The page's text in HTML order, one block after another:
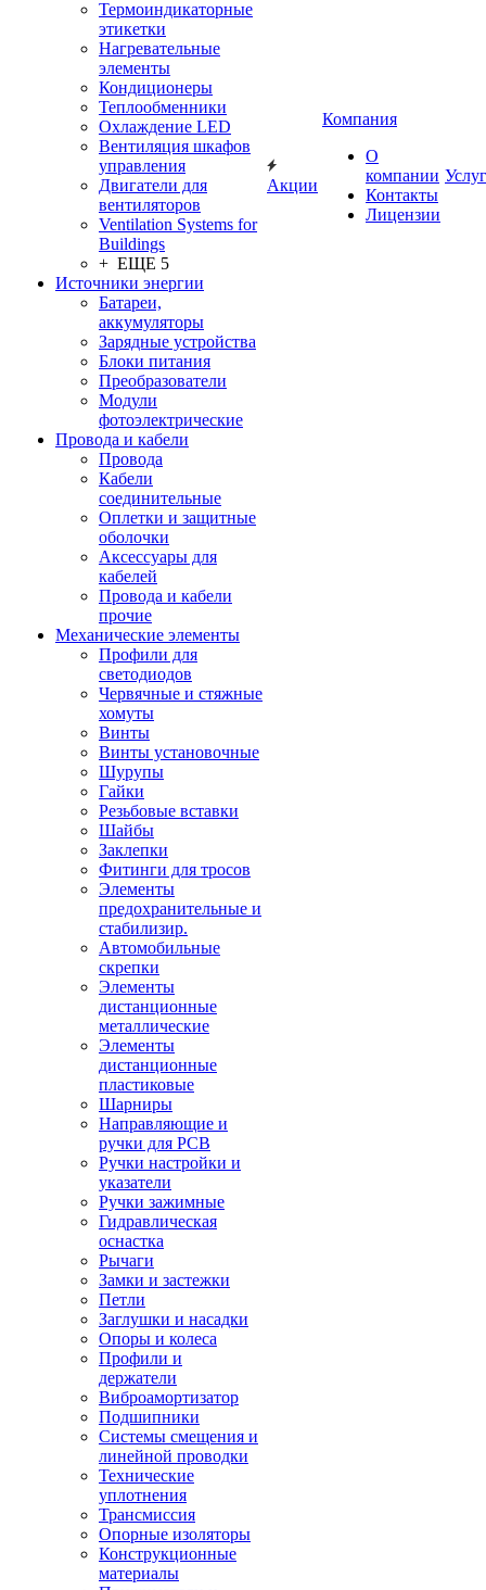
Термоиндикаторные
этикетки
Нагревательные
элементы
Кондиционеры
Теплообменники
Охлаждение LED
Вентиляция шкафов
управления
Двигатели для
вентиляторов
Ventilation Systems for
Buildings
+ ЕЩЕ 5
Источники энергии
Батареи,
аккумуляторы
Зарядные устройства
Блоки питания
Преобразователи
Модули
фотоэлектрические
Провода и кабели
Провода
Кабели
соединительные
Оплетки и защитные
оболочки
Аксессуары для
кабелей
Провода и кабели
прочие
Механические элементы
Профили для
светодиодов
Червячные и стяжные
хомуты
Винты
Винты установочные
Шурупы
Гайки
Резьбовые вставки
Шайбы
Заклепки
Фитинги для тросов
Элементы
предохранительные и
стабилизир.
Автомобильные
скрепки
Элементы
дистанционные
металлические
Элементы
дистанционные
пластиковые
Шарниры
Направляющие и
ручки для PCB
Ручки настройки и
указатели
Ручки зажимные
Гидравлическая
оснастка
Рычаги
Замки и застежки
Петли
Заглушки и насадки
Опоры и колеса
Профили и
держатели
Виброамортизатор
Подшипники
Системы смещения и
линейной проводки
Технические
уплотнения
Трансмиссия
Опорные изоляторы
Конструкционные
материалы
Акции
Компания
О
компании
Контакты
Лицензии